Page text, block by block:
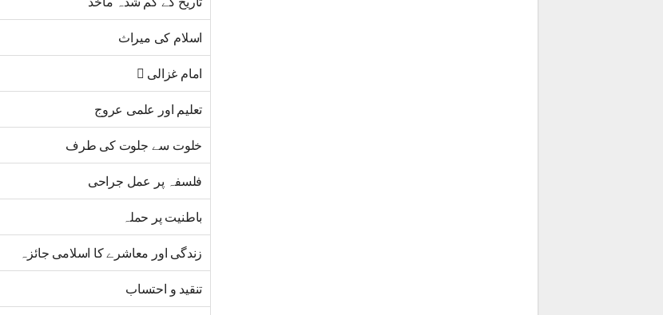
اسلام کی میراث
امام غزالی 
تعلیم اور علمی عروج
خلوت سے جلوت کی طرف
فلسفہ پر عمل جراحی
باطنیت پر حملہ
زندگی اور معاشرے کا اسلامی جائزہ
تنقید و احتساب